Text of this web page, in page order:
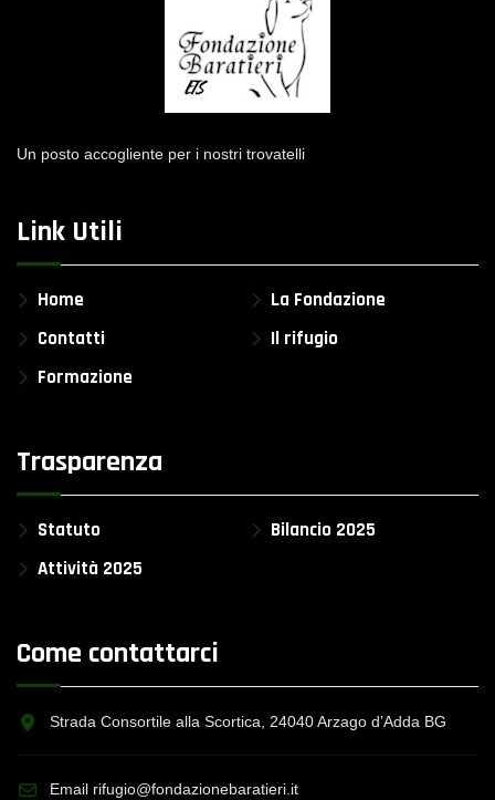
Un posto accogliente per i nostri trovatelli
Link Utili
Home
La Fondazione
Contatti
Il rifugio
Formazione
Trasparenza
Statuto
Bilancio 2025
Attività 2025
Come contattarci
Strada Consortile alla Scortica, 24040 Arzago d’Adda BG
Email rifugio@fondazionebaratieri.it